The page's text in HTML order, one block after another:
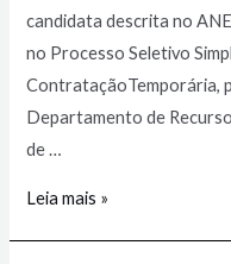
candidata descrita no
no Processo Seletivo
ContrataçãoTemporária,
Departamento de
de …
Leia mais »